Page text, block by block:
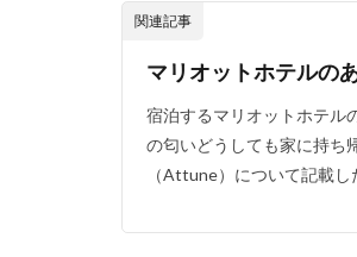
関連記事
マリオットホテルの
宿泊するマリオットホテル
の匂いどうしても家に持ち
（Attune）について記載